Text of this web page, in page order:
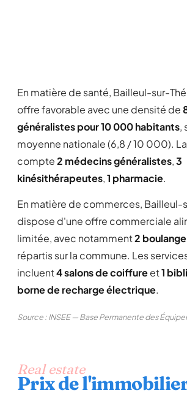
En matière de santé, Bailleul-sur-
offre favorable avec une densité de
généralistes pour 10 000 habitants,
moyenne nationale (6,8 / 10 000).
compte2 médecins généralistes,3
kinésithérapeutes,1 pharmacie.
En matière de commerces, Bailleul-
dispose d'une offre commerciale
limitée, avec notamment2
répartis sur la commune. Les
incluent4 salons de coiffureet1
borne de recharge électrique.
Source : INSEE — Base Permanente des
Real estate
Prix de